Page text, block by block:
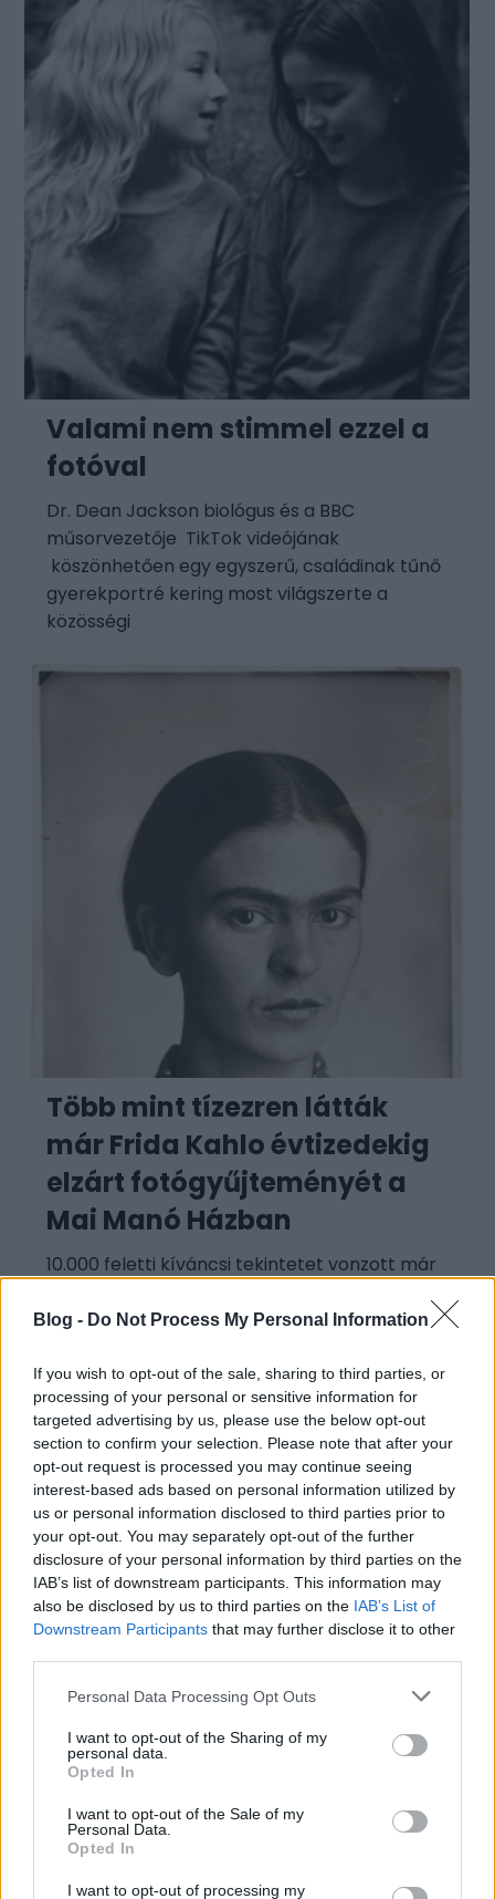
Blog - Do Not Process My Personal Information
If you wish to opt-out of the sale, sharing to third parties, or
processing of your personal or sensitive information for
targeted advertising by us, please use the below opt-out
section to confirm your selection. Please note that after your
opt-out request is processed you may continue seeing
interest-based ads based on personal information utilized by
us or personal information disclosed to third parties prior to
your opt-out. You may separately opt-out of the further
disclosure of your personal information by third parties on the
IAB’s list of downstream participants. This information may
also be disclosed by us to third parties on the IAB’s List of
Downstream Participants that may further disclose it to other
Please note that this website/app uses one or more Google
not limited to your visit or usage behaviour. You may click to
grant or deny consent to Google and its third-party tags to
use your data for below specified purposes in below Google
consent section.
Personal Data Processing Opt Outs
I want to opt-out of the Sharing of my
personal data.
Opted In
I want to opt-out of the Sale of my
Personal Data.
Opted In
I want to opt-out of processing my
Valami nem stimmel ezzel a
fotóval
Dr. Dean Jackson biológus és a BBC
műsorvezetője TikTok videójának
köszönhetően egy egyszerű, családinak tűnő
gyerekportré kering most világszerte a
közösségi
Több mint tízezren látták
már Frida Kahlo évtizedekig
elzárt fotógyűjteményét a
Mai Manó Házban
10.000 feletti kíváncsi tekintetet vonzott már
a Mai Manó Házban, mely a mexikói
Aktuális kiállításaink